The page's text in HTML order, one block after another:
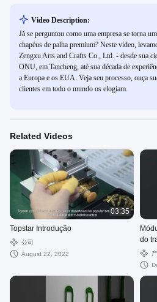
Video Description:
Já se perguntou como uma empresa se torna
chapéus de palha premium? Neste vídeo,
Zengxu Arts and Crafts Co., Ltd. - desde sua
ONU, em Tancheng, até sua década de
a Europa e os EUA. Veja seu processo, ouça
clientes em todo o mundo os elogiam.
Related Videos
03:35
Topstar Introdução
公司
August 22, 2022
do